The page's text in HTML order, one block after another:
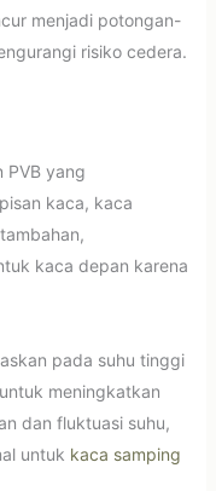
menjadi potongan-
risiko cedera.
PVB yang
kaca, kaca
kaca depan karena
pada suhu tinggi
meningkatkan
dan fluktuasi suhu,
untuk kaca samping